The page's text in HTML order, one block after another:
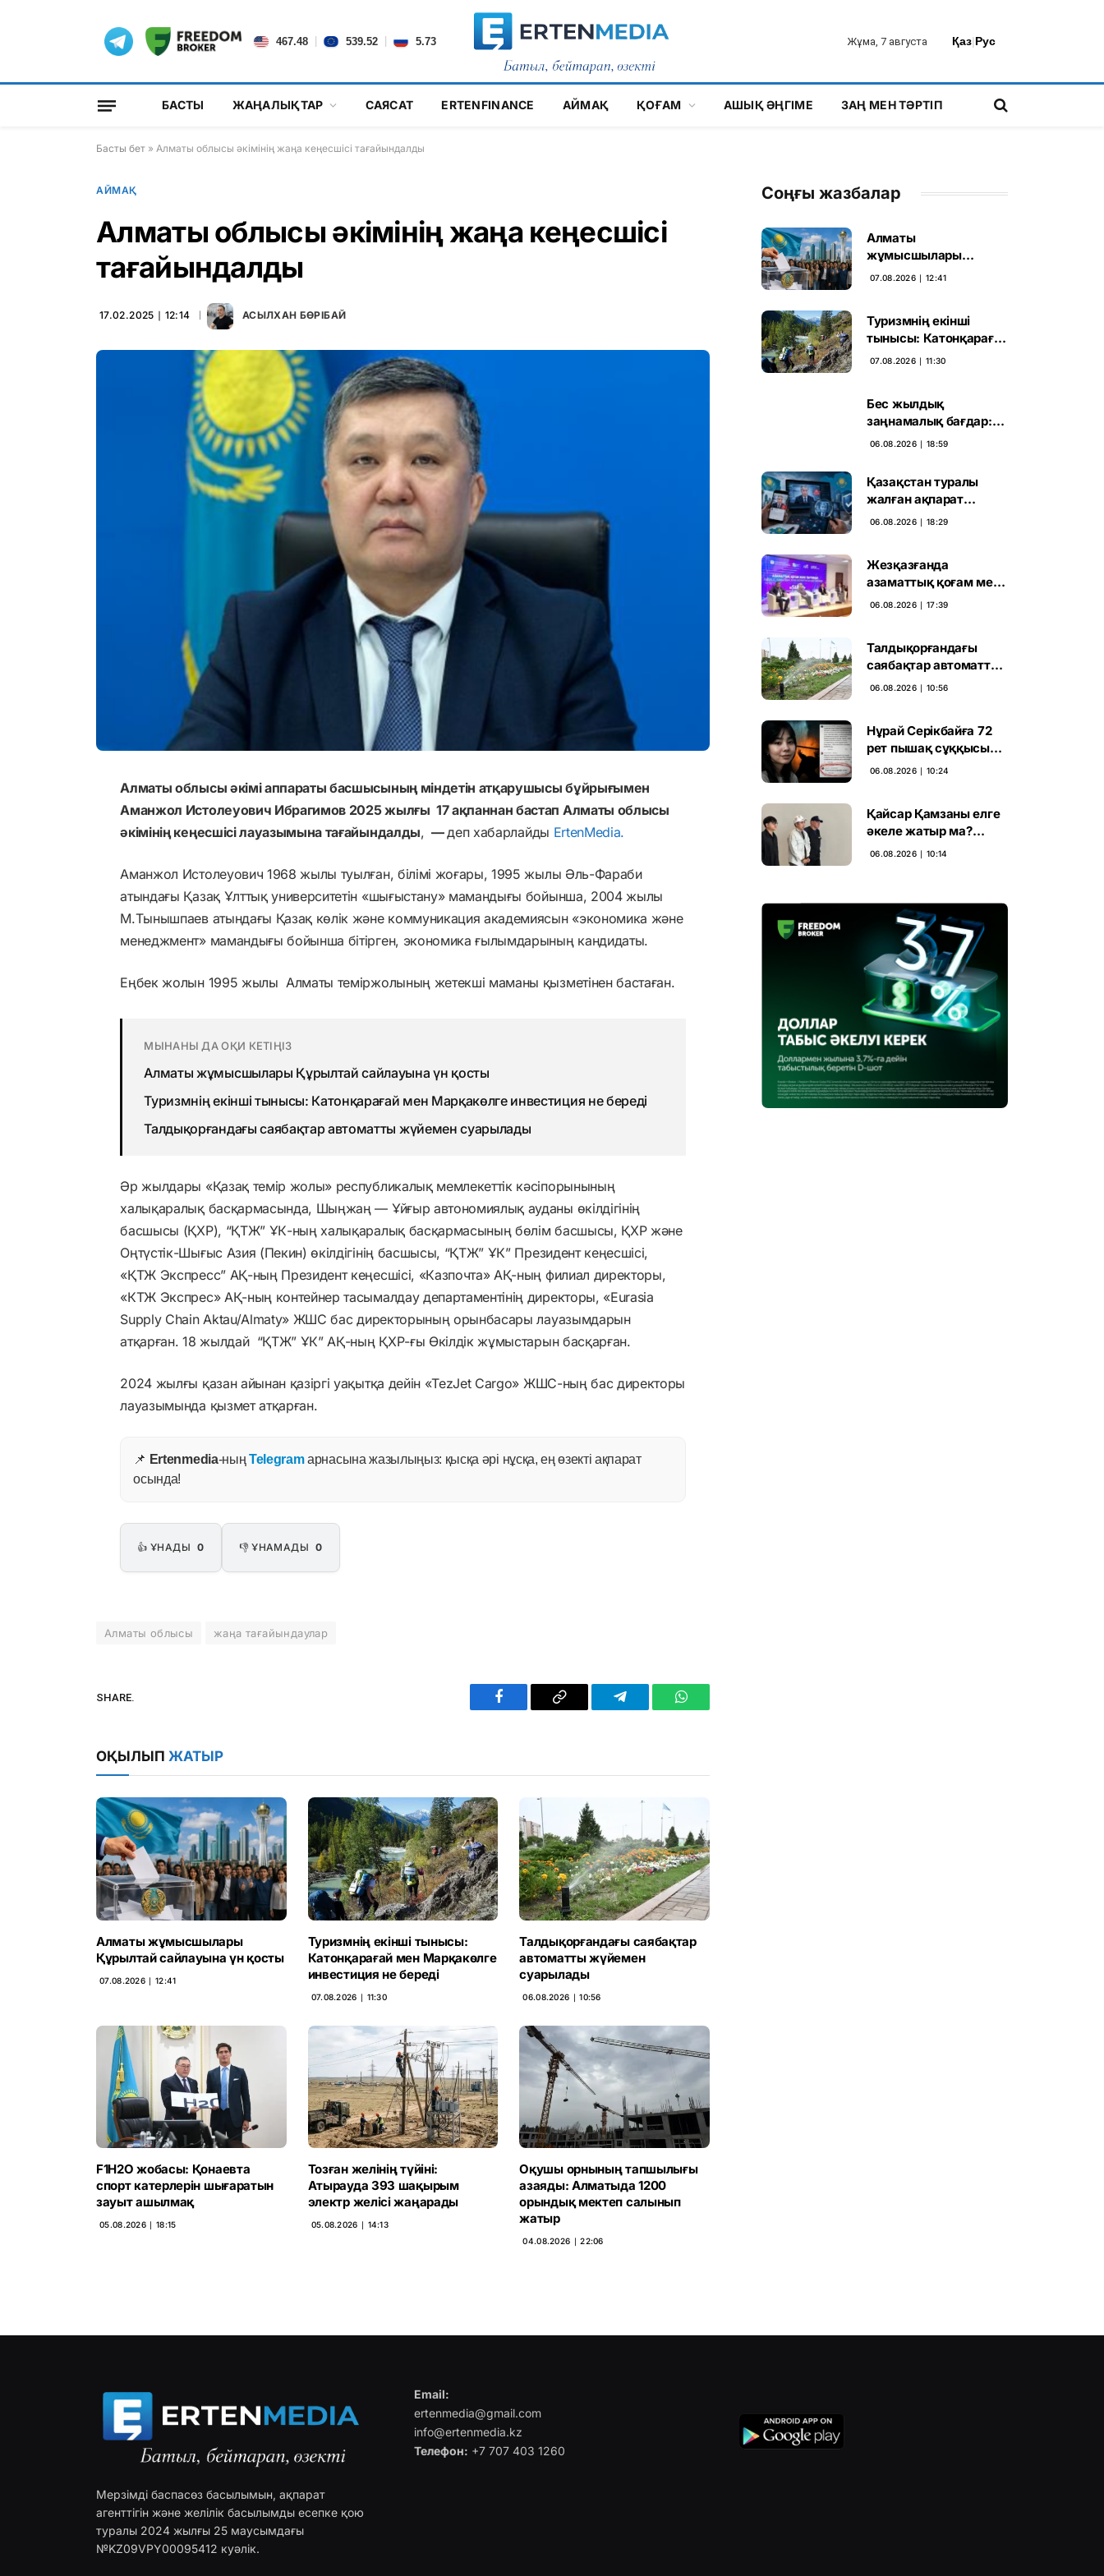
467.48 539.52 5.73 Жұма, 7 августа Қаз|Рус
БАСТЫ ЖАҢАЛЫҚТАР САЯСАТ ERTENFINANCE АЙМАҚ ҚОҒАМ АШЫҚ ӘҢГІМЕ ЗАҢ МЕН ТӘРТІП
Басты бет » Алматы облысы әкімінің жаңа кеңесшісі тағайындалды
АЙМАҚ
Алматы облысы әкімінің жаңа кеңесшісі
тағайындалды
17.02.2025 ∣ 12:14 АСЫЛХАН БӨРІБАЙ
Алматы облысы әкімі аппараты басшысының міндетін атқарушысы бұйрығымен
Аманжол Истолеуович Ибрагимов 2025 жылғы 17 ақпаннан бастап Алматы облысы
әкімінің кеңесшісі лауазымына тағайындалды, —деп хабарлайды ErtenMedia.
Аманжол Истолеуович 1968 жылы туылған, білімі жоғары, 1995 жылы Әль-Фараби
атындағы Қазақ Ұлттық университетін «шығыстану» мамандығы бойынша, 2004 жылы
М.Тынышпаев атындағы Қазақ көлік және коммуникация академиясын «экономика және
менеджмент» мамандығы бойынша бітірген, экономика ғылымдарының кандидаты.
Еңбек жолын 1995 жылы Алматы теміржолының жетекші маманы қызметінен бастаған.
МЫНАНЫ ДА ОҚИ КЕТІҢІЗ
Алматы жұмысшылары Құрылтай сайлауына үн қосты
Туризмнің екінші тынысы: Катонқарағай мен Марқакөлге инвестиция не береді
Талдықорғандағы саябақтар автоматты жүйемен суарылады
Әр жылдары «Қазақ темір жолы» республикалық мемлекеттік кәсіпорынының
халықаралық басқармасында, Шыңжаң — Ұйғыр автономиялық ауданы өкілдігінің
басшысы (ҚХР), “ҚТЖ” ҰК-ның халықаралық басқармасының бөлім басшысы, ҚХР және
Оңтүстік-Шығыс Азия (Пекин) өкілдігінің басшысы, “ҚТЖ” ҰК” Президент кеңесшісі,
«ҚТЖ Экспресс” АҚ-ның Президент кеңесшісі, «Казпочта» АҚ-ның филиал директоры,
«КТЖ Экспрес» АҚ-ның контейнер тасымалдау департаментінің директоры, «Eurasia
Supply Chain Aktau/Almaty» ЖШС бас директорының орынбасары лауазымдарын
атқарған. 18 жылдай “ҚТЖ” ҰК” АҚ-ның ҚХР-ғы Өкілдік жұмыстарын басқарған.
2024 жылғы қазан айынан қазіргі уақытқа дейін «TezJet Cargo» ЖШС-ның бас директоры
лауазымында қызмет атқарған.
📌 Ertenmedia-ның Telegramарнасына жазылыңыз: қысқа әрі нұсқа, ең өзекті ақпарат
осында!
👍 ҰНАДЫ 0 👎 ҰНАМАДЫ 0
Алматы облысы жаңа тағайындаулар
SHARE.
Facebook Copy
Telegram WhatsApp
ОҚЫЛЫП ЖАТЫР
Алматы жұмысшылары
Құрылтай сайлауына үн қосты
07.08.2026 ∣ 12:41
Туризмнің екінші тынысы:
Катонқарағай мен Марқакөлге
инвестиция не береді
07.08.2026 ∣ 11:30
Талдықорғандағы саябақтар
автоматты жүйемен
суарылады
06.08.2026 ∣ 10:56
F1H2O жобасы: Қонаевта
спорт катерлерін шығаратын
зауыт ашылмақ
05.08.2026 ∣ 18:15
Тозған желінің түйіні:
Атырауда 393 шақырым
электр желісі жаңарады
05.08.2026 ∣ 14:13
Оқушы орнының тапшылығы
азаяды: Алматыда 1200
орындық мектеп салынып
жатыр
04.08.2026 ∣ 22:06
Соңғы жазбалар
Алматы
жұмысшылары
Құрылтай сайлауына
07.08.2026 ∣ 12:41
Туризмнің екінші
тынысы: Катонқарағай
мен Марқакөлге
07.08.2026 ∣ 11:30
Бес жылдық
заңнамалық бағдар:
Мелконян Құрылтай
06.08.2026 ∣ 18:59
Қазақстан туралы
жалған ақпарат
таратқан дипфейктер
06.08.2026 ∣ 18:29
Жезқазғанда
азаматтық қоғам мен
партиялардың
06.08.2026 ∣ 17:39
Талдықорғандағы
саябақтар автоматты
жүйемен суарылады
06.08.2026 ∣ 10:56
Нұрай Серікбайға 72
рет пышақ сұққысы
келгенін жазған адам
06.08.2026 ∣ 10:24
Қайсар Қамзаны елге
әкеле жатыр ма?
Атышулы Блогер
06.08.2026 ∣ 10:14
Мерзімді баспасөз басылымын, ақпарат
агенттігін және желілік басылымды есепке қою
туралы 2024 жылғы 25 маусымдағы
№KZ09VPY00095412 куәлік.
Email:
ertenmedia@gmail.com
info@ertenmedia.kz
Телефон: +7 707 403 1260